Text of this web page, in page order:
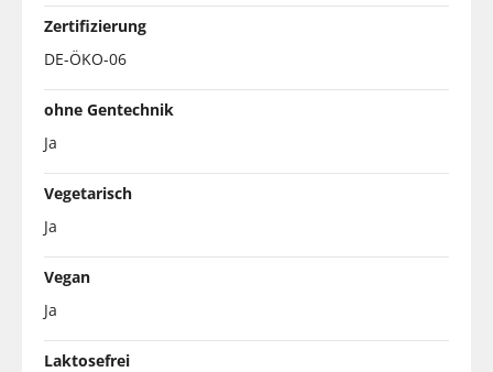
Zertifizierung
DE-ÖKO-06
ohne Gentechnik
Ja
Vegetarisch
Ja
Vegan
Ja
Laktosefrei